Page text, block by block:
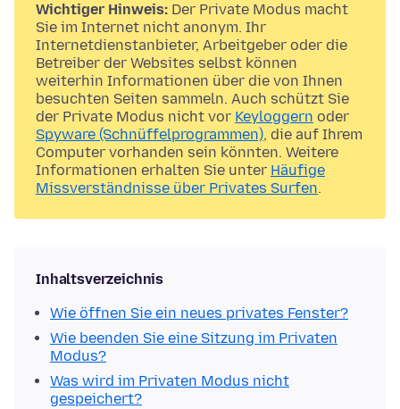
Wichtiger Hinweis: Der Private Modus macht
Sie im Internet nicht anonym. Ihr
Internetdienstanbieter, Arbeitgeber oder die
Betreiber der Websites selbst können
weiterhin Informationen über die von Ihnen
besuchten Seiten sammeln. Auch schützt Sie
der Private Modus nicht vor Keyloggern oder
Spyware (Schnüffelprogrammen), die auf Ihrem
Computer vorhanden sein könnten. Weitere
Informationen erhalten Sie unter Häufige
Missverständnisse über Privates Surfen.
Inhaltsverzeichnis
Wie öffnen Sie ein neues privates Fenster?
Wie beenden Sie eine Sitzung im Privaten
Modus?
Was wird im Privaten Modus nicht
gespeichert?